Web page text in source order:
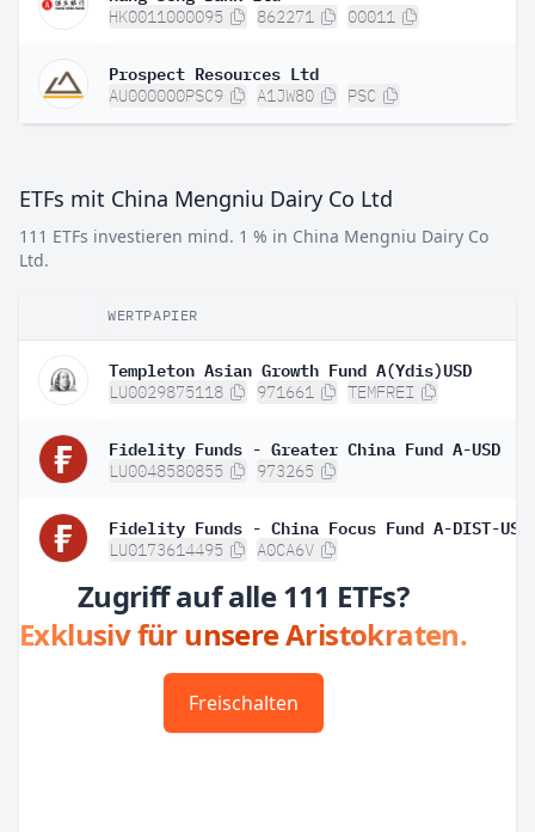
HK0011000095 862271 00011
Prospect Resources Ltd
AU000000PSC9 A1JW80 PSC
ETFs mit China Mengniu Dairy Co Ltd
111 ETFs investieren mind. 1 % in China Mengniu Dairy Co
Ltd.
WERTPAPIER
Templeton Asian Growth Fund A(Ydis)USD
LU0029875118 971661 TEMFREI
Fidelity Funds - Greater China Fund A-USD
LU0048580855 973265
Fidelity Funds - China Focus Fund A-DIST-USD
LU0173614495 A0CA6V
Zugriff auf alle 111 ETFs?
Exklusiv für unsere Aristokraten.
Freischalten